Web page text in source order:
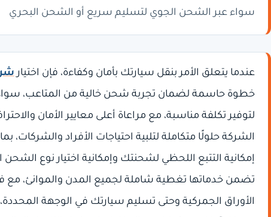
سواء عبر الشحن الجوي لتسليم سريع أو الشحن البحري
عندما يتعلق الأمر بنقل سيارتك بأمان وكفاءة، فإن اختيار
خطوة حاسمة لضمان تجربة شحن خالية من المتاعب،
لتوفير تكلفة مناسبة، مع مراعاة أعلى معايير الأمان
الشركة حلولًا متكاملة لتلبية احتياجات الأفراد
إمكانية التتبع اللحظي لشحنتك وإمكانية اختيار نوع
تضمن خدماتها تغطية شاملة لجميع المدن
الأوراق الجمركية وحتى تسليم سيارتك في الوجهة